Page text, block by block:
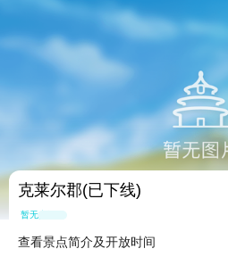
克莱尔郡(已下线)
暂无点评
查看景点简介及开放时间